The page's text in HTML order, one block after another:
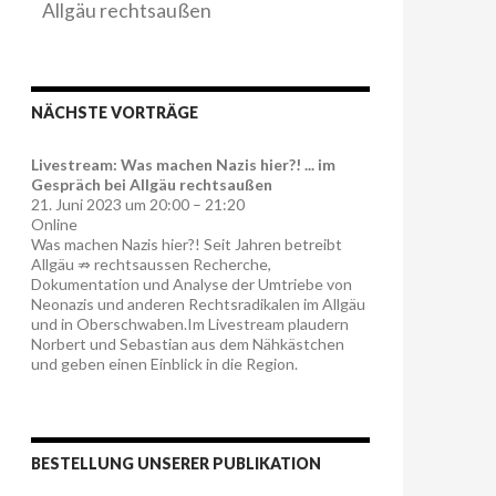
Allgäu rechtsaußen
NÄCHSTE VORTRÄGE
Livestream: Was machen Nazis hier?! ... im
Gespräch bei Allgäu rechtsaußen
21. Juni 2023 um 20:00 – 21:20
Online
Was machen Nazis hier?! Seit Jahren betreibt
Allgäu ⇏ rechtsaussen Recherche,
Dokumentation und Analyse der Umtriebe von
Neonazis und anderen Rechtsradikalen im Allgäu
und in Oberschwaben.Im Livestream plaudern
Norbert und Sebastian aus dem Nähkästchen
und geben einen Einblick in die Region.
BESTELLUNG UNSERER PUBLIKATION